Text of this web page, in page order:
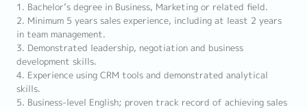
1. Bachelor’s degree in Business, Marketing or related field.
2. Minimum 5 years sales experience, including at least 2 years
in team management.
3. Demonstrated leadership, negotiation and business
development skills.
4. Experience using CRM tools and demonstrated analytical
skills.
5. Business-level English; proven track record of achieving sales